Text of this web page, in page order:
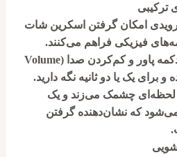
ترکیبی
امکان گرفتن اسکرین شات
فیزیکی فراهم می‌کنند.
پاور و
کم‌کردن صدا (Volume
و برای یک یا دو ثانیه نگه دارید.
چشمک می‌زند و یک
که نشان‌دهنده گرفتن